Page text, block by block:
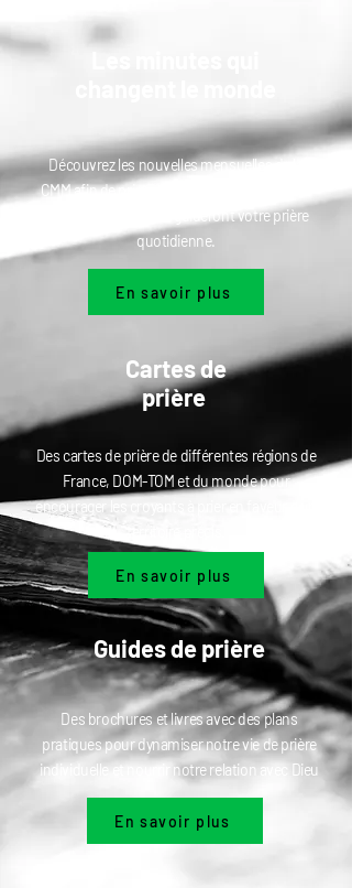
Découvrez les nouvelles mensuelles de la
CMM afin de prier pour le monde. Des sujets
pertinents et actuels guideront votre prière
quotidienne.
En savoir plus
Cartes de
prière
Des cartes de prière de différentes régions de
France, DOM-TOM et du monde pour
encourager les croyants à prier en faveur d'un
En savoir plus
Guides de prière
Des brochures et livres avec des plans
pratiques pour dynamiser notre vie de prière
individuelle et nourrir notre relation avec Dieu
En savoir plus